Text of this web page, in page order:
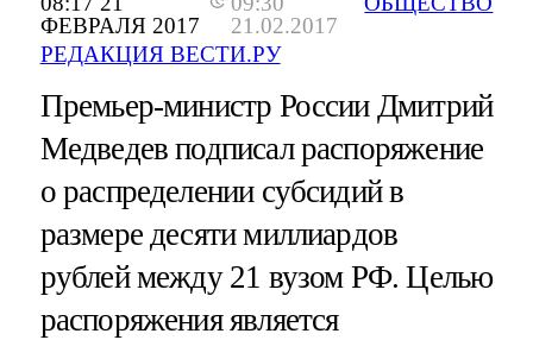
ФЕВРАЛЯ 2017
21.02.2017
РЕДАКЦИЯ ВЕСТИ.РУ
Премьер-министр России Дмитрий
Медведев подписал распоряжение
о распределении субсидий в
размере десяти миллиардов
рублей между 21 вузом РФ. Целью
распоряжения является